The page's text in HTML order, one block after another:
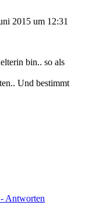
2015 um 12:31
bin.. so als
Und bestimmt
Antworten